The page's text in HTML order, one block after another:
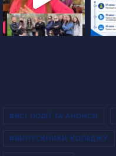
#ВСІ ПОДІЇ ТА АНОНСИ
#ВИПУСКНИКИ КОЛЕДЖУ